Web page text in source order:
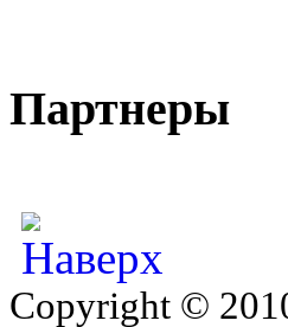
Партнеры
Copyright ©